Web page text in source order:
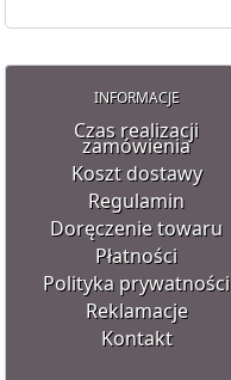
INFORMACJE
Czas realizacji
zamówienia
Koszt dostawy
Regulamin
Doręczenie towaru
Płatności
Polityka prywatności
Reklamacje
Kontakt